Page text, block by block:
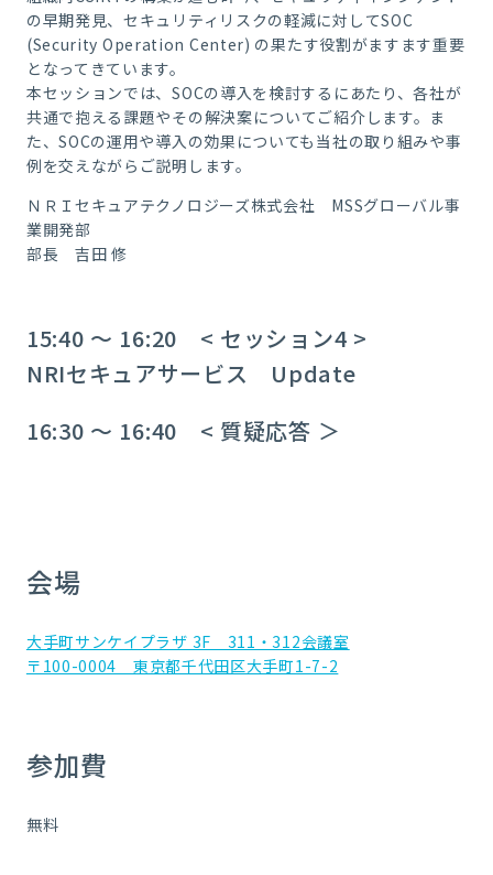
の早期発見、セキュリティリスクの軽減に対してSOC
(Security Operation Center) の果たす役割がますます重要
となってきています。
本セッションでは、SOCの導入を検討するにあたり、各社が
共通で抱える課題やその解決案についてご紹介します。ま
た、SOCの運用や導入の効果についても当社の取り組みや事
例を交えながらご説明します。
ＮＲＩセキュアテクノロジーズ株式会社 MSSグローバル事
業開発部
部長 吉田 修
15:40 ～ 16:20 < セッション4 >
NRIセキュアサービス Update
16:30 ～ 16:40 < 質疑応答 ＞
会場
大手町サンケイプラザ 3F 311・312会議室
〒100-0004 東京都千代田区大手町1-7-2
参加費
無料